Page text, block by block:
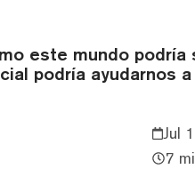
este mundo podría
podría ayudarnos
Jul
7